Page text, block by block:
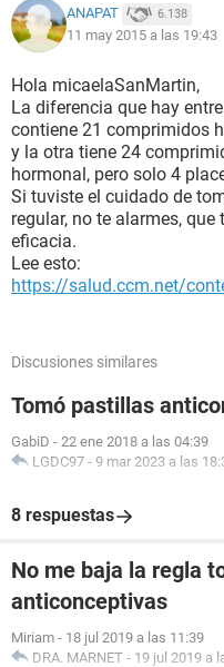
ANAPAT 6.138
11 may 2015 a las 19:43
Hola micaelaSanMartin,
La diferencia que hay
contiene 21 comprimidos
y la otra tiene 24
hormonal, pero solo 4
Si tuviste el cuidado de
regular, no te alarmes,
eficacia.
Lee esto:
https://salud.ccm.net/
Discusiones similares
Tomó pastillas
GabiD - 22 ene 2018 a las 04:39
LGDC97 - 9 mar 2023 a las
8 respuestas
No me baja la regla
anticonceptivas
Miriam - 18 jul 2019 a las 11:39
DRA. MARNET - 19 jul 2019 a